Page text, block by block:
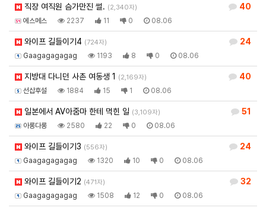
40
직장 여직원 슴가만진 썰. (2,340자)
에스메스 2237 11 0 08.06
24
와이프 길들이기4 (724자)
Gaagagagagag 1193 8 0 08.06
40
지방대 다니던 사촌 여동생 1 (2,169자)
선삽후설 1884 15 1 08.06
51
일본에서 AV아줌마 한테 먹힌 일 (3,109자)
아롱다롱 2580 22 0 08.06
24
와이프 길들이기3 (556자)
Gaagagagagag 1320 10 0 08.06
32
와이프 길들이기2 (471자)
Gaagagagagag 1508 12 0 08.06